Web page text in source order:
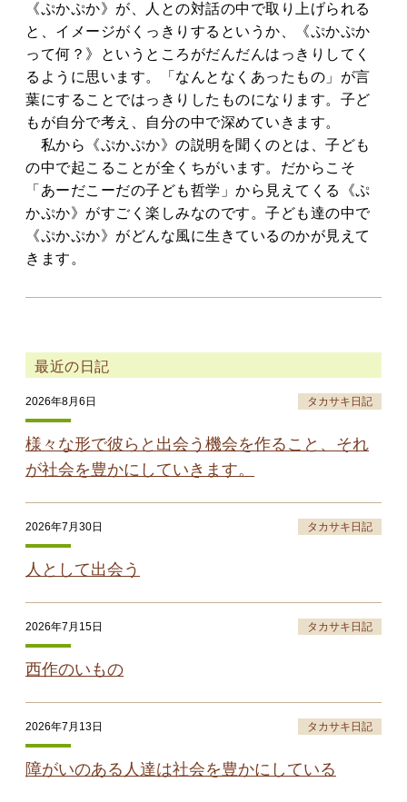
《ぷかぷか》が、人との対話の中で取り上げられる
と、イメージがくっきりするというか、《ぷかぷか
って何？》というところがだんだんはっきりしてく
るように思います。「なんとなくあったもの」が言
葉にすることではっきりしたものになります。子ど
もが自分で考え、自分の中で深めていきます。
私から《ぷかぷか》の説明を聞くのとは、子ども
の中で起こることが全くちがいます。だからこそ
「あーだこーだの子ども哲学」から見えてくる《ぷ
かぷか》がすごく楽しみなのです。子ども達の中で
《ぷかぷか》がどんな風に生きているのかが見えて
きます。
最近の日記
2026年8月6日 タカサキ日記
様々な形で彼らと出会う機会を作ること、それ
が社会を豊かにしていきます。
2026年7月30日 タカサキ日記
人として出会う
2026年7月15日 タカサキ日記
西作のいもの
2026年7月13日 タカサキ日記
障がいのある人達は社会を豊かにしている